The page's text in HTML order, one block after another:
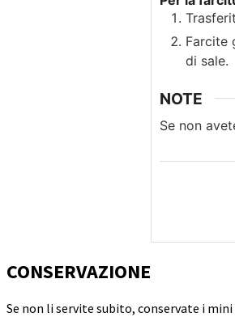
Farcite
di sale.
NOTE
Se non
CONSERVAZIONE
Se non li servite subito, conservate i